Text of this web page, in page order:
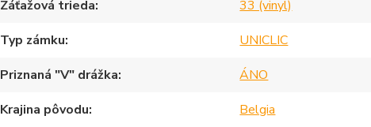
Záťažová trieda
33 (vinyl)
Typ zámku
UNICLIC
Priznaná "V" drážka
ÁNO
Krajina pôvodu
Belgia